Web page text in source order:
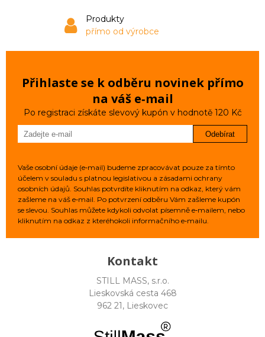
Produkty
přímo od výrobce
Přihlaste se k odběru novinek přímo
na váš e‑mail
Po registraci získáte slevový kupón v hodnotě 120 Kč
Odebírat
Vaše osobní údaje (e‑mail) budeme zpracovávat pouze za tímto
účelem v souladu s platnou legislativou a zásadami ochrany
osobních údajů. Souhlas potvrdíte kliknutím na odkaz, který vám
zašleme na váš e‑mail. Po potvrzení odběru Vám zašleme kupón
se slevou. Souhlas můžete kdykoli odvolat písemně e‑mailem, nebo
kliknutím na odkaz z kteréhokoli informačního e‑mailu.
Kontakt
STILL MASS, s.r.o.
Lieskovská cesta 468
962 21, Lieskovec